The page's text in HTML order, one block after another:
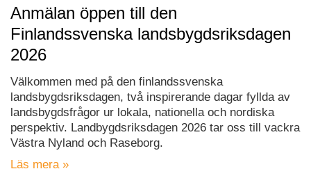
Anmälan öppen till den
Finlandssvenska landsbygdsriksdagen
2026
Välkommen med på den finlandssvenska
landsbygdsriksdagen, två inspirerande dagar fyllda av
landsbygdsfrågor ur lokala, nationella och nordiska
perspektiv. Landbygdsriksdagen 2026 tar oss till vackra
Västra Nyland och Raseborg.
Läs mera »